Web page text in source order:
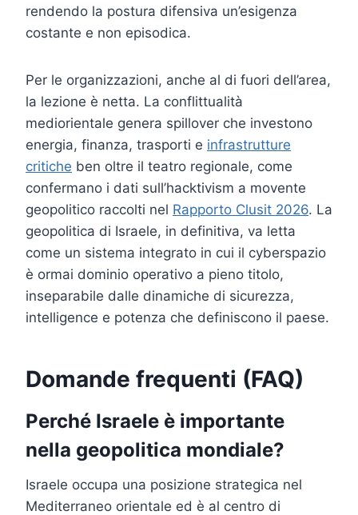
rendendo la postura difensiva un’esigenza
costante e non episodica.
Per le organizzazioni, anche al di fuori dell’area,
la lezione è netta. La conflittualità
mediorientale genera spillover che investono
energia, finanza, trasporti e infrastrutture
critiche ben oltre il teatro regionale, come
confermano i dati sull’hacktivism a movente
geopolitico raccolti nel Rapporto Clusit 2026. La
geopolitica di Israele, in definitiva, va letta
come un sistema integrato in cui il cyberspazio
è ormai dominio operativo a pieno titolo,
inseparabile dalle dinamiche di sicurezza,
intelligence e potenza che definiscono il paese.
Domande frequenti (FAQ)
Perché Israele è importante
nella geopolitica mondiale?
Israele occupa una posizione strategica nel
Mediterraneo orientale ed è al centro di